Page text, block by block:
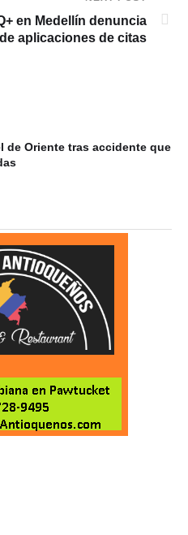
en Medellín denuncia
aplicaciones de citas
de Oriente tras accidente que